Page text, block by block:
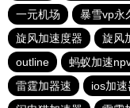
一元机场
暴雪vp永
旋风加速度器
旋风
outline
蚂蚁加速
雷霆加器速
ios加速